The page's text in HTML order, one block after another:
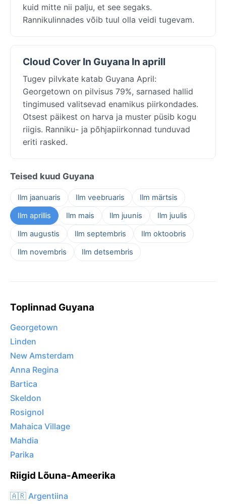
kuid mitte nii palju, et see segaks.
Rannikulinnades võib tuul olla veidi tugevam.
Cloud Cover In Guyana In aprill
Tugev pilvkate katab Guyana April:
Georgetown on pilvisus 79%, sarnased hallid
tingimused valitsevad enamikus piirkondades.
Otsest päikest on harva ja muster püsib kogu
riigis. Ranniku- ja põhjapiirkonnad tunduvad
eriti rasked.
Teised kuud Guyana
Ilm jaanuaris Ilm veebruaris
Ilm märtsis
Ilm aprillis
Ilm mais Ilm juunis
Ilm juulis
Ilm augustis
Ilm septembris
Ilm oktoobris
Ilm novembris
Ilm detsembris
Toplinnad Guyana
Georgetown
Linden
New Amsterdam
Anna Regina
Bartica
Skeldon
Rosignol
Mahaica Village
Mahdia
Parika
Riigid Lõuna-Ameerika
🇦🇷 Argentiina